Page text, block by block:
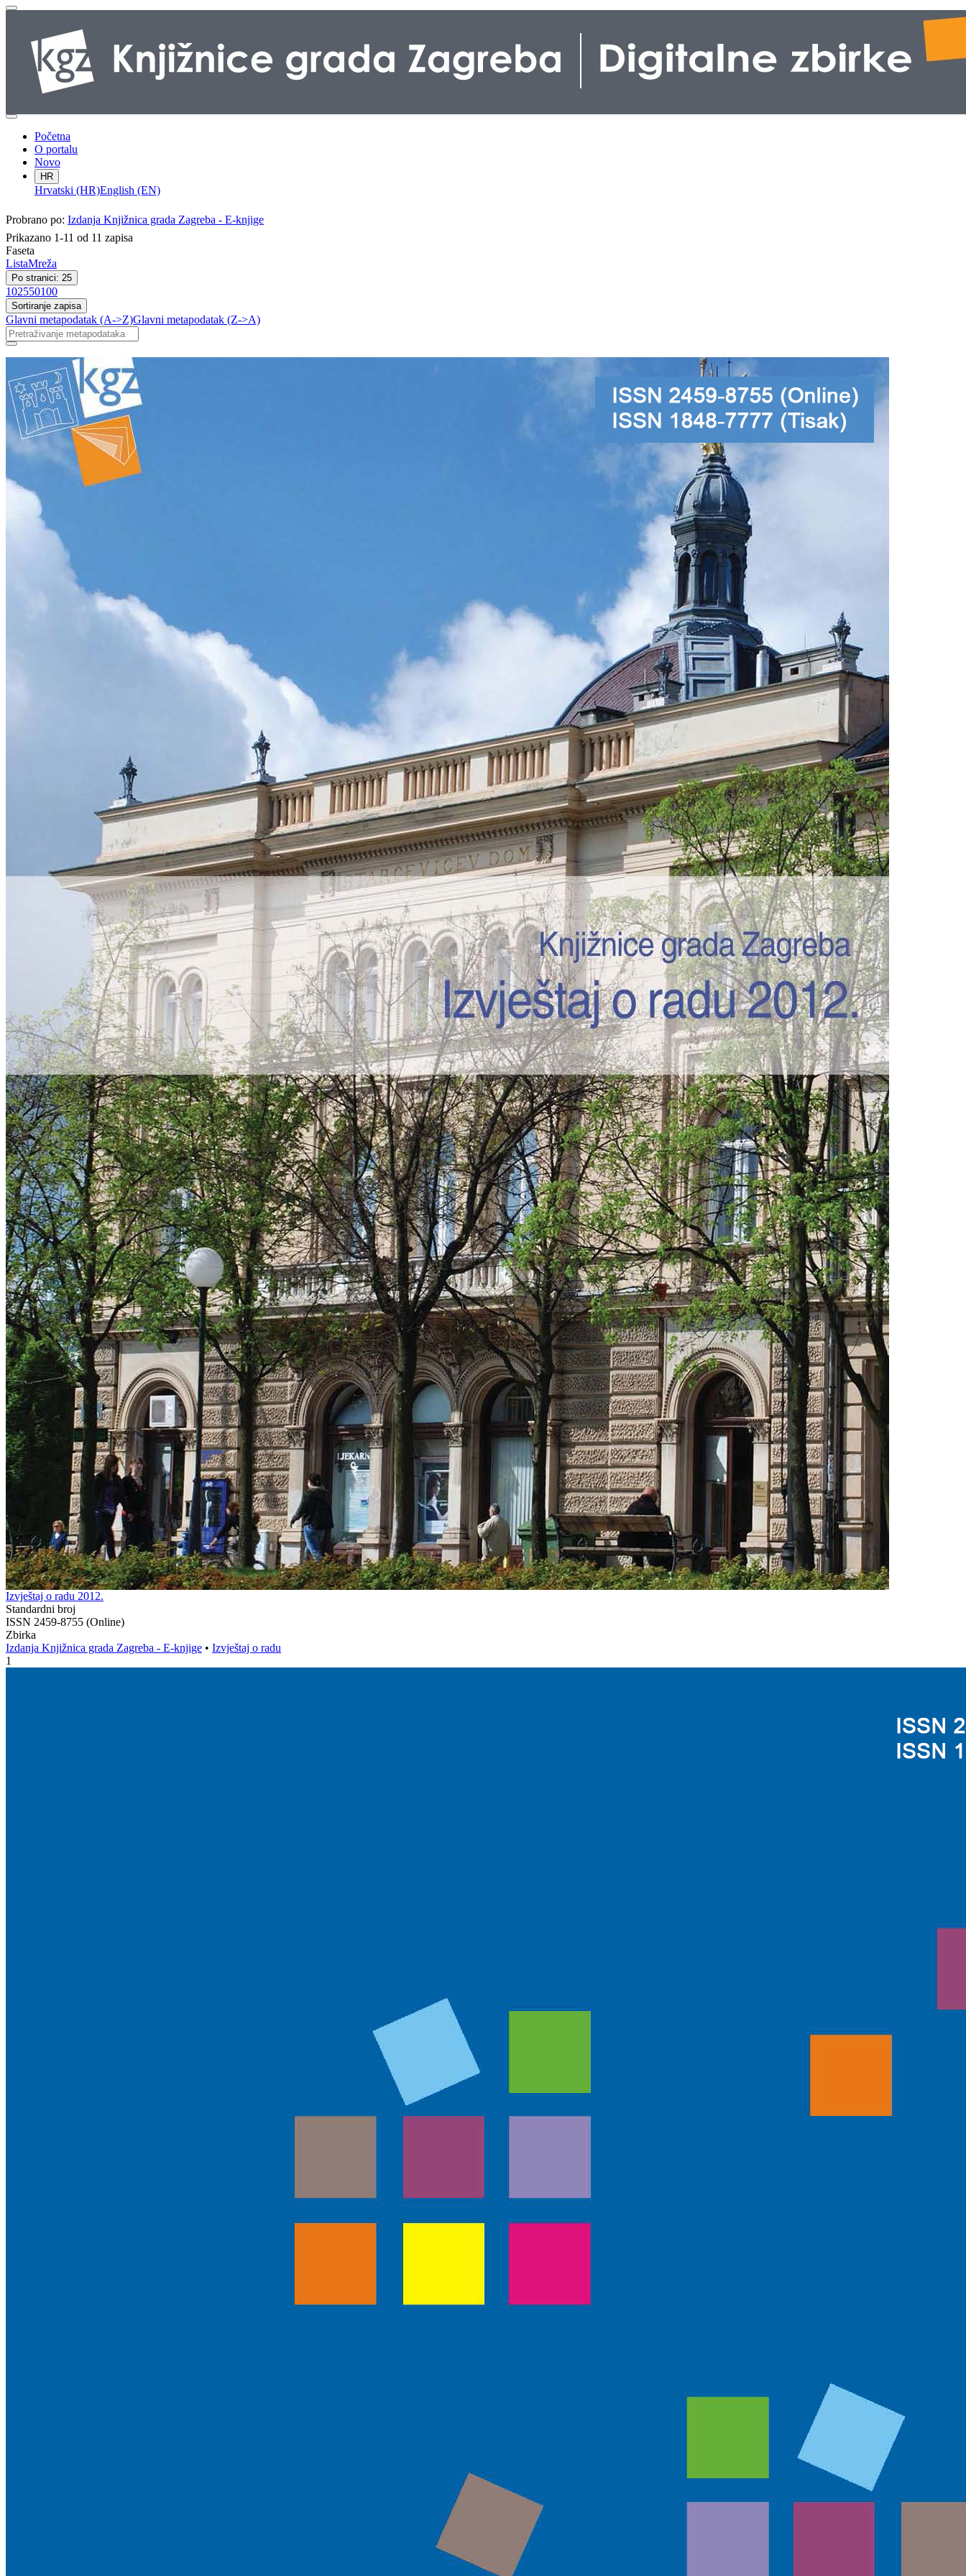
Početna
O portalu
Novo
HR
Hrvatski (HR)English (EN)
Probrano po: Izdanja Knjižnica grada Zagreba - E-knjige
Prikazano 1-11 od 11 zapisa
Faseta
ListaMreža
Po stranici: 25
102550100
Sortiranje zapisa
Glavni metapodatak (A->Z)Glavni metapodatak (Z->A)
Izvještaj o radu 2012.
Standardni broj
ISSN 2459-8755 (Online)
Zbirka
Izdanja Knjižnica grada Zagreba - E-knjige • Izvještaj o radu
1